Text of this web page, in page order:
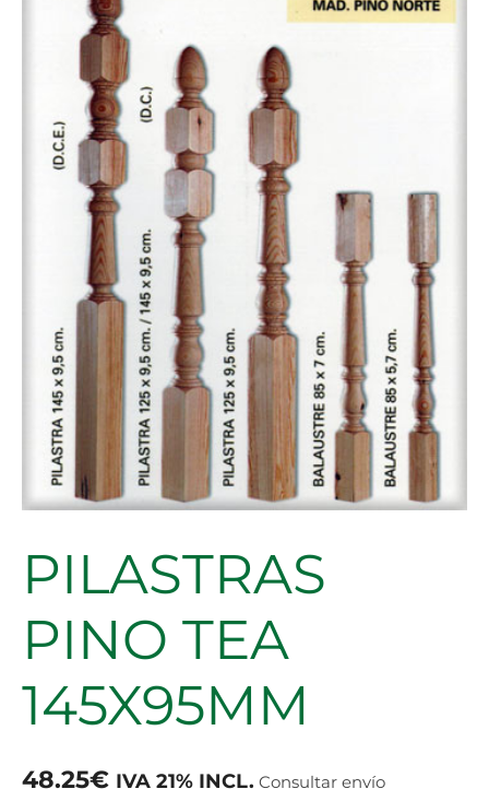
PILASTRAS
PINO TEA
145X95MM
48.25€ IVA 21% INCL. Consultar envío
145X95MM